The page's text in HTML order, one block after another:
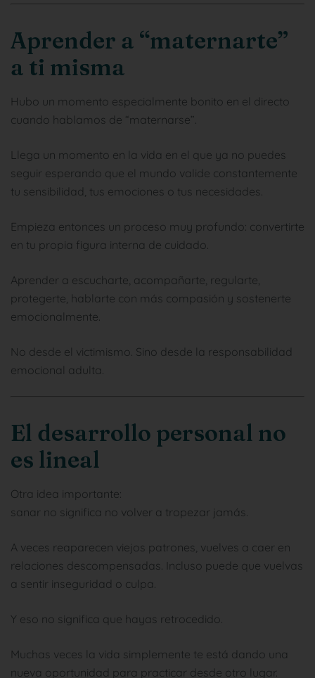
Aprender a “maternarte”
a ti misma
Hubo un momento especialmente bonito en el directo
cuando hablamos de “maternarse”.
Llega un momento en la vida en el que ya no puedes
seguir esperando que el mundo valide constantemente
tu sensibilidad, tus emociones o tus necesidades.
Empieza entonces un proceso muy profundo: convertirte
en tu propia figura interna de cuidado.
Aprender a escucharte, acompañarte, regularte,
protegerte, hablarte con más compasión y sostenerte
emocionalmente.
No desde el victimismo. Sino desde la responsabilidad
emocional adulta.
El desarrollo personal no
es lineal
Otra idea importante:
sanar no significa no volver a tropezar jamás.
A veces reaparecen viejos patrones, vuelves a caer en
relaciones descompensadas. Incluso puede que vuelvas
a sentir inseguridad o culpa.
Y eso no significa que hayas retrocedido.
Muchas veces la vida simplemente te está dando una
nueva oportunidad para practicar desde otro lugar.